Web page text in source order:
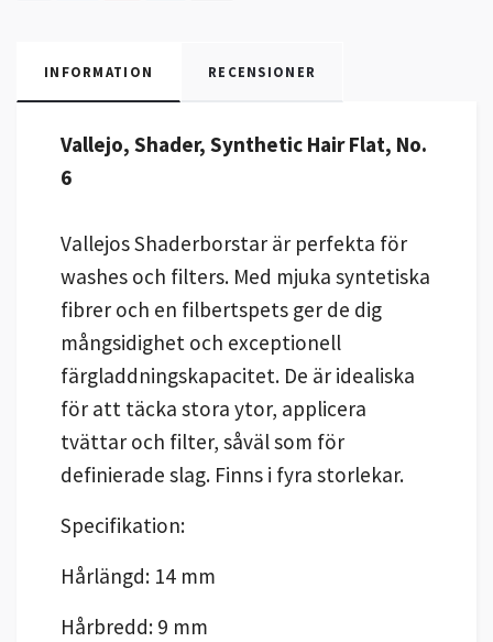
INFORMATION RECENSIONER
Vallejo, Shader, Synthetic Hair Flat, No.
6
Vallejos Shaderborstar är perfekta för
washes och filters. Med mjuka syntetiska
fibrer och en filbertspets ger de dig
mångsidighet och exceptionell
färgladdningskapacitet. De är idealiska
för att täcka stora ytor, applicera
tvättar och filter, såväl som för
definierade slag. Finns i fyra storlekar.
Specifikation:
Hårlängd: 14 mm
Hårbredd: 9 mm